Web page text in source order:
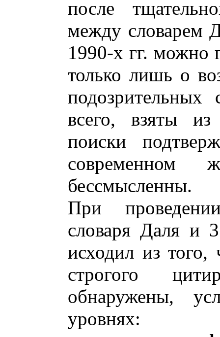
после
между словарем
1990-х гг. можно
только лишь о
подозрительных
всего, взяты
поиски
современном
бессмысленны.
При
словаря Даля и
исходил из того,
строгого
обнаружены,
уровнях: